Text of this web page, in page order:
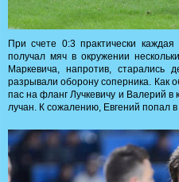
При счете 0:3 практически
получал мяч в окружении
Маркевича, напротив, старались
разрывали оборону соперника. Как
пас на фланг Лучкевичу и Валерий
лучан. К сожалению, Евгений попал в